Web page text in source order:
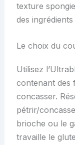
texture
des ingrédients
Le choix du
Utilisez
contenant des
concasser.
pétrir/
brioche ou le
travaille le